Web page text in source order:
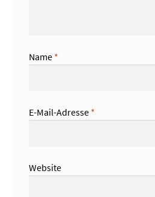
Name *
E-Mail-Adresse *
Website